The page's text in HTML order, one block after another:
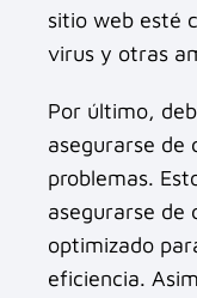
sitio web esté
virus y otras
Por último,
asegurarse de
problemas.
asegurarse de
optimizado
eficiencia.